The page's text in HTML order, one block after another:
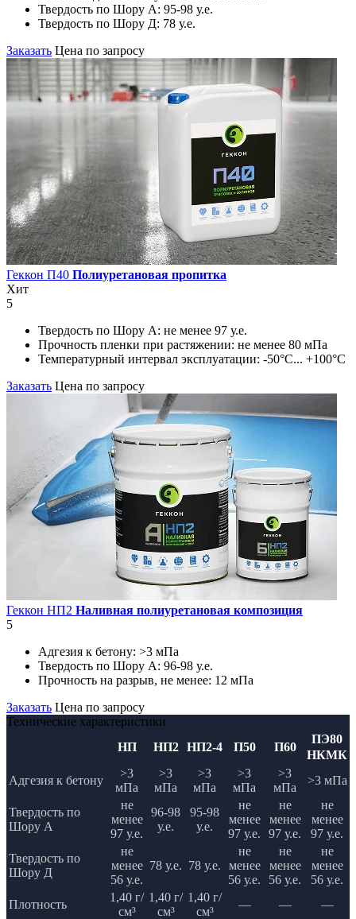
Твердость по Шору А: 95-98 у.е.
Твердость по Шору Д: 78 у.е.
Заказать Цена по запросу
Геккон П40 Полиуретановая пропитка
Хит
5
Твердость по Шору А: не менее 97 у.е.
Прочность пленки при растяжении: не менее 80 мПа
Температурный интервал эксплуатации: -50°С... +100°С
Заказать Цена по запросу
Геккон НП2 Наливная полиуретановая композиция
5
Адгезия к бетону: >3 мПа
Твердость по Шору А: 96-98 у.е.
Прочность на разрыв, не менее: 12 мПа
Заказать Цена по запросу
Технические характеристики
НП
НП2 НП2-4 П50 П60
ПЭ80
НКМК
Адгезия к бетону
>3
мПа
>3
мПа
>3
мПа
>3
мПа
>3
мПа
>3 мПа
Твердость по
Шору А
не
менее
97 у.е.
96-98
у.е.
95-98
у.е.
не
менее
97 у.е.
не
менее
97 у.е.
не
менее
97 у.е.
Твердость по
Шору Д
не
менее
56 у.е.
78 у.е. 78 у.е.
не
менее
56 у.е.
не
менее
56 у.е.
не
менее
56 у.е.
Плотность
1,40 г/
см³
1,40 г/
см³
1,40 г/
см³
— —
—